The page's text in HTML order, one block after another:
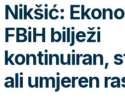
Nikšić:
FBiH bilježi
kontinuiran,
ali umjeren